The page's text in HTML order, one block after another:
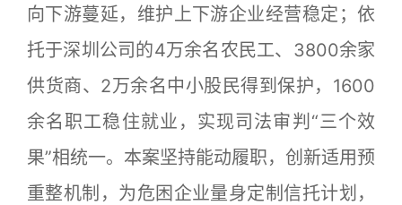
向下游蔓延，维护上下游企业经营稳定；依
托于深圳公司的4万余名农民工、3800余家
供货商、2万余名中小股民得到保护，1600
余名职工稳住就业，实现司法审判“三个效
果”相统一。本案坚持能动履职，创新适用预
重整机制，为危困企业量身定制信托计划，